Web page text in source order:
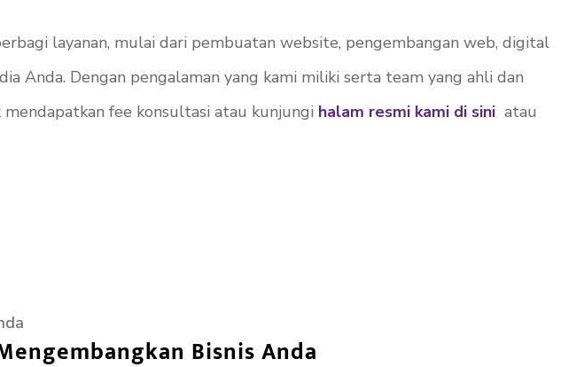
layanan, mulai dari pembuatan website, pengembangan web, digital
Anda. Dengan pengalaman yang kami miliki serta team yang ahli dan
fee konsultasi atau kunjungi halam resmi kami di sini atau
Bisnis Anda